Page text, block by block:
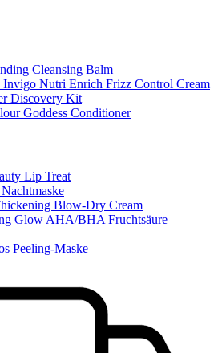
Cleansing Balm
Invigo Nutri Enrich Frizz Control Cream
Discovery Kit
Goddess Conditioner
Lip Treat
Blow-Dry Cream
Glow AHA/BHA Fruchtsäure
Peeling-Maske